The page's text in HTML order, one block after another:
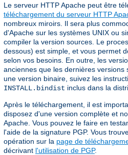
Le serveur HTTP Apache peut être
téléchargement du serveur HTTP
nombreux miroirs. Il sera plus
d'Apache sur les systèmes UNIX ou
compiler la version sources. Le
dessous) est simple, et vous permet
selon vos besoins. En outre, les
anciennes que les dernières versions
une version binaire, suivez les
INSTALL.bindist inclus dans la
Après le téléchargement, il est
disposez d'une version complète et
Apache. Vous pouvez le faire en
l'aide de la signature PGP. Vous
opération sur la page de
décrivant l'utilisation de PGP.